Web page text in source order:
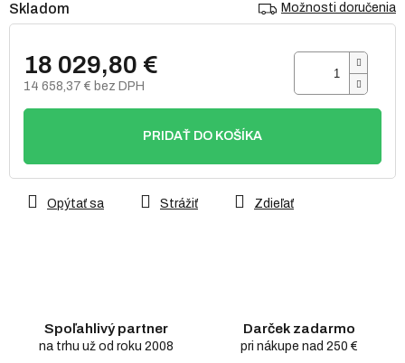
Skladom Možnosti doručenia
18 029,80 €
14 658,37 € bez DPH
Jednotková
PRIDAŤ DO KOŠÍKA
Opýtať sa Strážiť Zdieľať
Spoľahlivý partner
na trhu už od roku 2008
Darček zadarmo
pri nákupe nad 250 €